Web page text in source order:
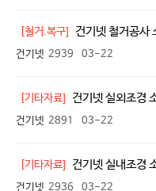
[철거.복구] 건기넷 철거공사
건기넷 2939 03-22
[기타자료] 건기넷 실외조경
건기넷 2891 03-22
[기타자료] 건기넷 실내조경
건기넷 2936 03-22